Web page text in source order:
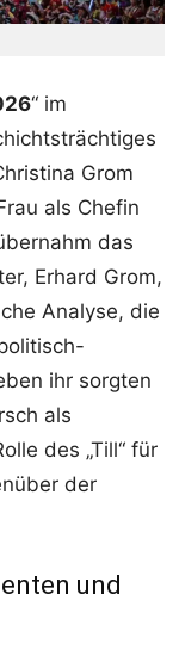
“ im
Grom
als Chefin
das
Erhard Grom,
Analyse, die
ihr sorgten
als
des „Till“ für
der
und